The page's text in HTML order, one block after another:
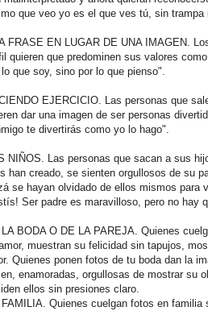
que veo yo es el que ves tú, sin trampa
FRASE EN LUGAR DE UNA IMAGEN.
quieren que predominen sus valores
que soy, sino por lo que pienso".
EJERCICIO. Las personas que
dar una imagen de ser personas
te divertirás como yo lo hago".
NIÑOS. Las personas que sacan a sus
han creado, se sienten orgullosos de su
se hayan olvidado de ellos mismos para
Ser padre es maravilloso, pero no hay
LA BODA O DE LA PAREJA. Quienes
muestran su felicidad sin tapujos,
Quienes ponen fotos de tu boda dan la
enamoradas, orgullosas de mostrar su
ellos sin presiones claro.
FAMILIA. Quienes cuelgan fotos en